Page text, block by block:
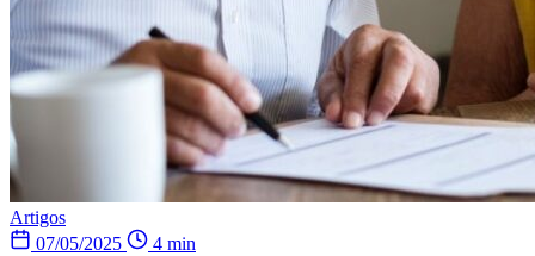
Artigos
07/05/2025
4 min